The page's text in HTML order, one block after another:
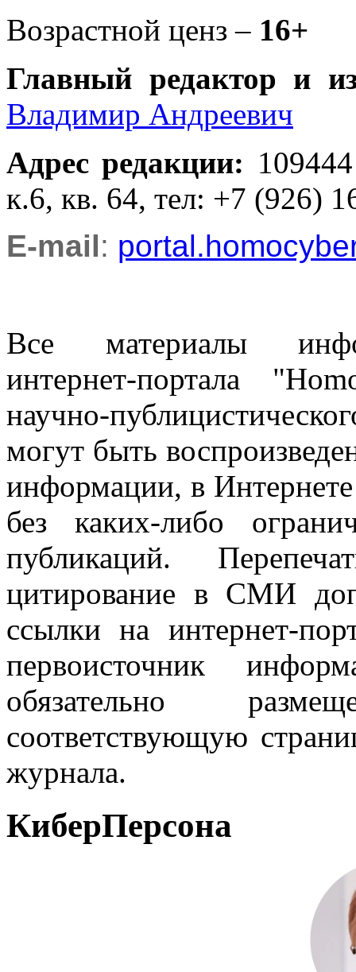
Возрастной ценз – 16+
Главный редактор и
Владимир Андреевич
Адрес редакции:
к.6, кв. 64, тел: +7 (926)
E-mail:
Все материалы
интернет-портала
научно-
могут быть
информации, в
без каких-либо
публикаций.
цитирование в СМИ
ссылки на интернет-
первоисточник
обязательно
соответствующую
журнала.
КиберПерсона